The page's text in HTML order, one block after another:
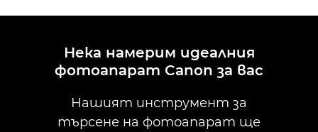
Нека намерим идеалния
фотоапарат Canon за вас
Нашият инструмент за
търсене на фотоапарат ще